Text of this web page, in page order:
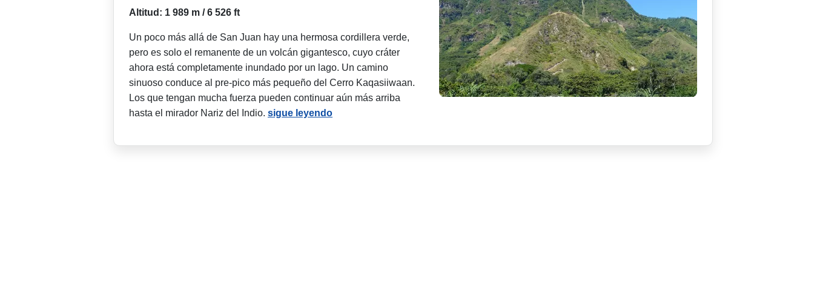
Altitud: 1 989 m / 6 526 ft
Un poco más allá de San Juan hay una hermosa cordillera verde,
pero es solo el remanente de un volcán gigantesco, cuyo cráter
ahora está completamente inundado por un lago. Un camino
sinuoso conduce al pre-pico más pequeño del Cerro Kaqasiiwaan.
Los que tengan mucha fuerza pueden continuar aún más arriba
hasta el mirador Nariz del Indio. sigue leyendo